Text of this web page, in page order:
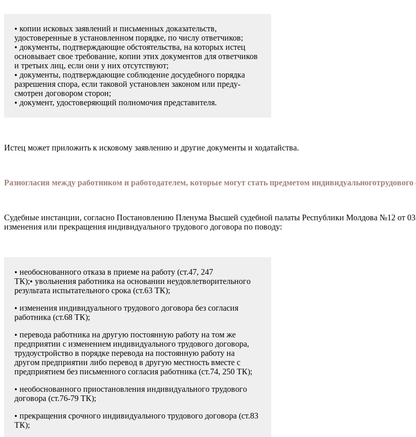
• копии исковых заявлений и письменных доказательств,
удостоверенные в установлен­ном порядке, по числу ответчиков;
• документы, подтверждающие обстоя­тельства, на которых истец
основывает свое требование, копии этих документов для от­ветчиков
и третьих лиц, если они у них от­сутствуют;
• документы, подтверждающие соблюде­ние досудебного порядка
разрешения спора, если таковой установлен законом или преду­
смотрен договором сторон;
• документ, удостоверяющий полномочия представителя.
Истец может приложить к исковому заяв­лению и другие документы и ходатайства.
Разногласия между работником и работодателем, которые могут стать предметом
Судебные инстанции, согласно Постанов­лению Пленума Высшей судебной палаты Ре­спублики Молдова №12 от
изменения или прекращения индиви­дуального трудового договора по поводу:
• необоснованного отказа в приеме на ра­боту (ст.47, 247
ТК);• увольнения работника на основании не­удовлетворительного
результата испытатель­ного срока (ст.63 ТК);
• изменения индивидуального трудового договора без согласия
работника (ст.68 ТК);
• перевода работника на другую постоян­ную работу на том же
предприятии с изме­нением индивидуального трудового догово­ра,
трудоустройство в порядке перевода на постоянную работу на
другом предприятии либо перевод в другую местность вместе с
предприятием без письменного согласия ра­ботника (ст.74, 250 ТК);
• необоснованного приостановления ин­дивидуального трудового
договора (ст.76-79 ТК);
• прекращения срочного индивидуального трудового договора (ст.83
ТК);